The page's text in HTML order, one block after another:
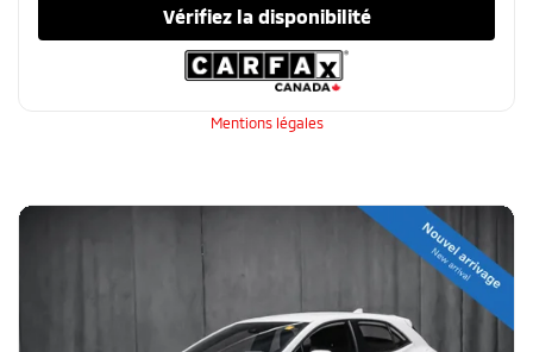
Vérifiez la disponibilité
Mentions légales